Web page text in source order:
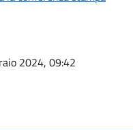
2024, 09:42